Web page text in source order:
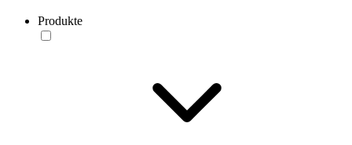
Produkte